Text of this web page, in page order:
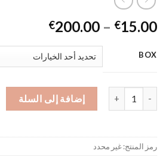
€15.00
–
€200.00
BOX
إضافة إلى السلة
رمز المنتج:غير محدد